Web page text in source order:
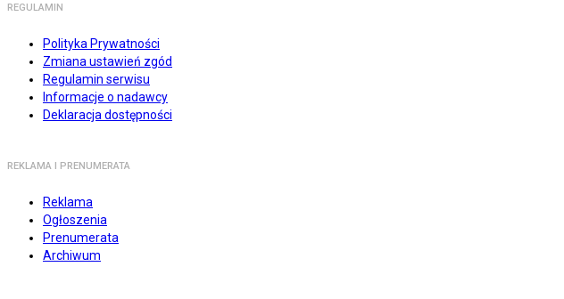
REGULAMIN
Polityka Prywatności
Zmiana ustawień zgód
Regulamin serwisu
Informacje o nadawcy
Deklaracja dostępności
REKLAMA I PRENUMERATA
Reklama
Ogłoszenia
Prenumerata
Archiwum